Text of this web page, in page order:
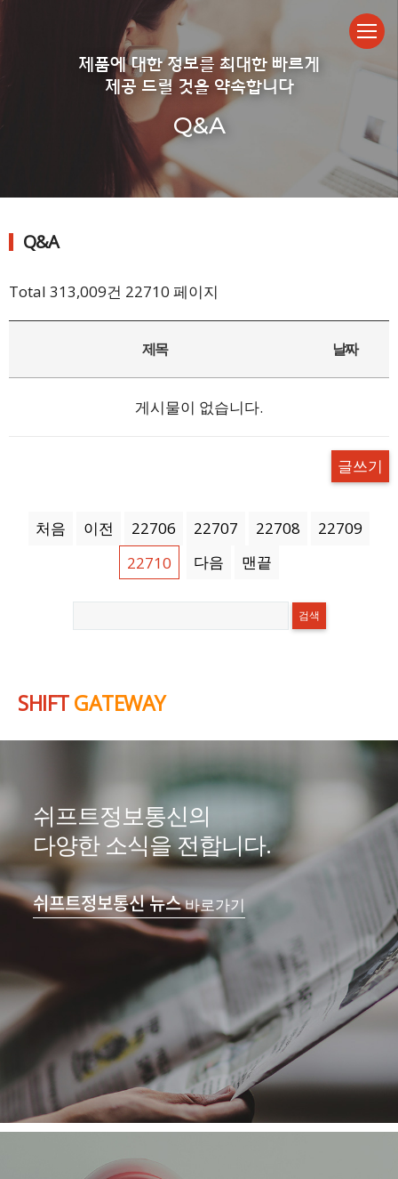
제품에 대한 정보를 최대한 빠르게
제공 드릴 것을 약속합니다
Q&A
Q&A
Total 313,009건 22710 페이지
제목 날짜
게시물이 없습니다.
글쓰기
처음 이전 22706 22707 22708
22709
22710
다음 맨끝
SHIFTGATEWAY
쉬프트정보통신의
다양한 소식을 전합니다.
쉬프트정보통신 뉴스바로가기